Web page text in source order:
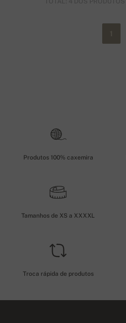
Produtos 100% caxemira
Tamanhos de XS a XXXXL
Troca rápida de produtos